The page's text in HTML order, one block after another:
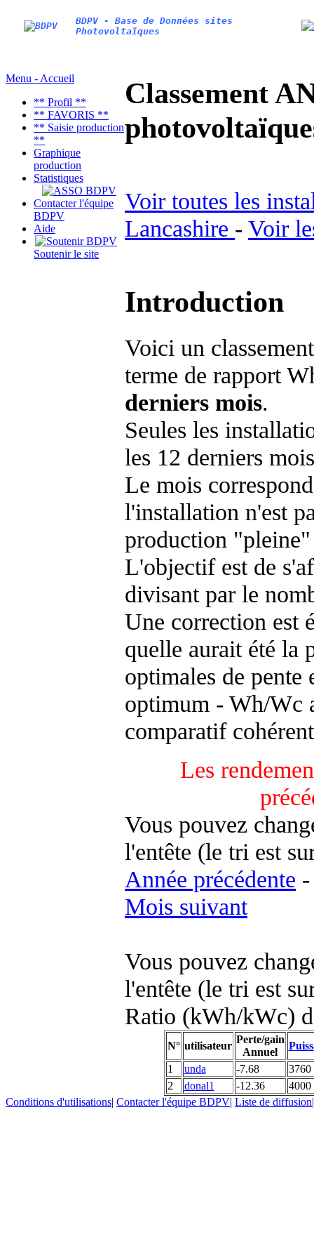
BDPV - Base de Données sites
Photovoltaïques
Menu - Accueil
** Profil **
** FAVORIS **
** Saisie production
**
Graphique
production
Statistiques
Contacter l'équipe
BDPV
Aide
Soutenir le site
Classement
Voir toutes les
Lancashire - Voir
Introduction
Voici un
terme de rapport
derniers mois.
Seules les
les 12 derniers
Le mois
l'installation n'est
production "pleine"
L'objectif est de
divisant par le
Une correction est
quelle aurait été la
optimales de
optimum - Wh/Wc
comparatif
Les
Vous pouvez
l'entête (le tri est
Année précédente -
Mois suivant
Vous pouvez
l'entête (le tri est
Ratio (kWh/kWc)
N° utilisateur
Perte/gain
Annuel
1
unda -7.68
3760
2
donal1 -12.36
4000
Conditions d'utilisations| Contacter l'équipe BDPV| Liste de diffusion